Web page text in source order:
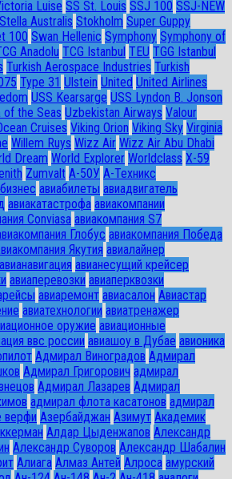
Luise SS St. Louis SSJ 100 SSJ-NEW
Stella Australis Stokholm Super Guppy
100 Swan Hellenic Symphony Symphony of
Anadolu TCG Istanbul TEU TGG Istanbul
Turkish Aerospace Industries Turkish
Type 31 Ulstein United United Airlines
USS Kearsarge USS Lyndon B. Jonson
of the Seas Uzbekistan Airways Valour
Cruises Viking Orion Viking Sky Virginia
Willem Ruys Wizz Air Wizz Air Abu Dhabi
Dream World Explorer Worldclass X-59
Zumvalt А-50У А-Техникс
авиабилеты авиадвигатель
авиакатастрофа авиакомпании
Conviasa авиакомпания S7
Глобус авиакомпания Победа
Якутия авиалайнер
авианавигация авианесущий крейсер
авиаперевозки авиаперквозки
авиаремонт авиасалон Авиастар
авиатехнологии авиатренажер
оружие авиационные
ввс россии авиашоу в Дубае авионика
Адмирал Виноградов Адмирал
Адмирал Григорович адмирал
Адмирал Лазарев Адмирал
адмирал флота касатонов адмирал
верфи Азербайджан Азимут Академик
Алдар Цыденжапов Александр
Александр Суворов Александр Шабалин
Алиага Алмаз Антей Алроса амурский